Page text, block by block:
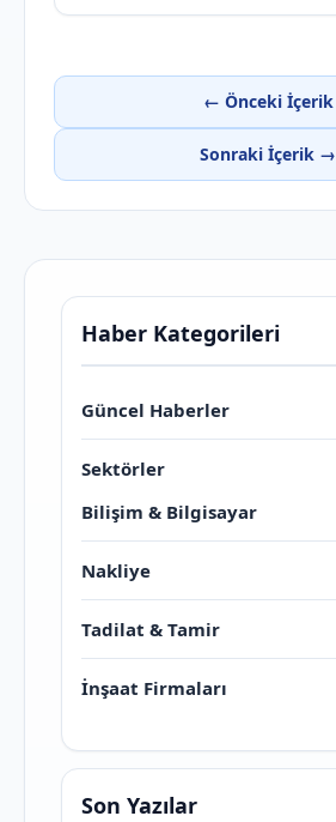
← Önceki İçerik
Sonraki İçerik →
Haber Kategorileri
Güncel Haberler
Sektörler
Bilişim & Bilgisayar
Nakliye
Tadilat & Tamir
İnşaat Firmaları
Son Yazılar